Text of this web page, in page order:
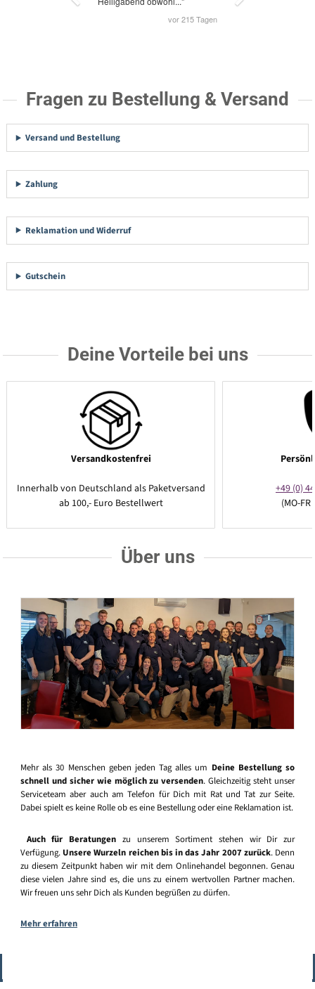
Fragen zu Bestellung & Versand
Versand und Bestellung
Zahlung
Reklamation und Widerruf
Gutschein
Deine Vorteile bei uns
Versandkostenfrei
Innerhalb von Deutschland als Paketversand
ab 100,- Euro Bestellwert
+49 (0)
(MO-
Über uns
Mehr als 30 Menschen geben jeden Tag alles um Deine Bestellung so
schnell und sicher wie möglich zu versenden. Gleichzeitig steht unser
Serviceteam aber auch am Telefon für Dich mit Rat und Tat zur Seite.
Dabei spielt es keine Rolle ob es eine Bestellung oder eine Reklamation ist.
Auch für Beratungen zu unserem Sortiment stehen wir Dir zur
Verfügung. Unsere Wurzeln reichen bis in das Jahr 2007 zurück. Denn
zu diesem Zeitpunkt haben wir mit dem Onlinehandel begonnen. Genau
diese vielen Jahre sind es, die uns zu einem wertvollen Partner machen.
Wir freuen uns sehr Dich als Kunden begrüßen zu dürfen.
Mehr erfahren